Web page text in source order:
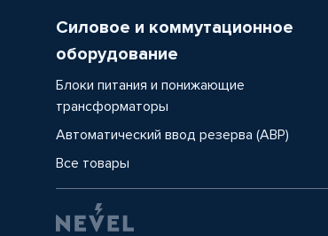
Силовое и коммутационное
оборудование
Блоки питания и понижающие
трансформаторы
Автоматический ввод резерва (АВР)
Все товары